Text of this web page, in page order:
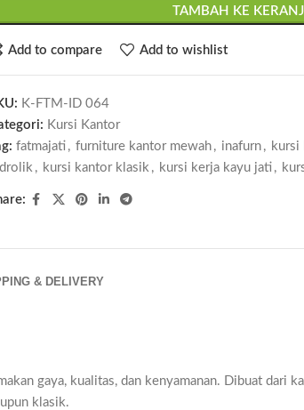
TAMBAH KE
Add to compare Add to wishlist
K-FTM-ID 064
Kursi Kantor
fatmajati , furniture kantor mewah , inafurn , kursi
, kursi kantor klasik , kursi kerja kayu jati ,
& DELIVERY
gaya, kualitas, dan kenyamanan. Dibuat dari
klasik.